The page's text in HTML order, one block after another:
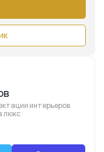
интерьеров
люкс